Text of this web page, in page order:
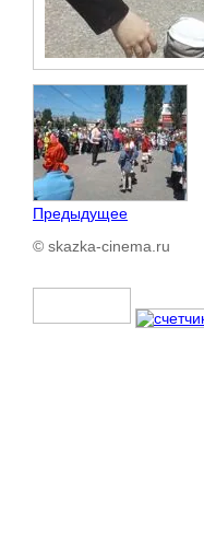
Предыдущее
© skazka-cinema.ru